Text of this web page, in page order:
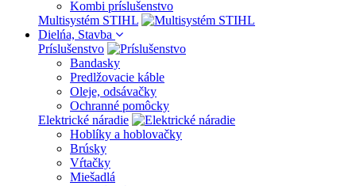
Kombi príslušenstvo
Multisystém STIHL
Dielńa, Stavba
Príslušenstvo
Bandasky
Predlžovacie káble
Oleje, odsávačky
Ochranné pomôcky
Elektrické náradie
Hoblíky a hoblovačky
Brúsky
Vŕtačky
Miešadlá